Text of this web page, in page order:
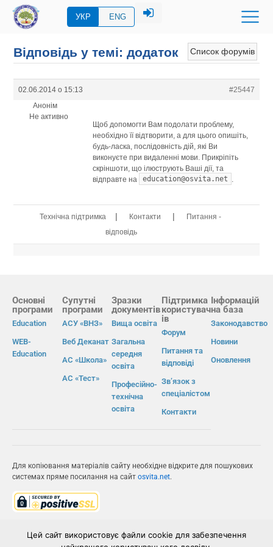
УКР ENG
Список форумів
Відповідь у темі: додаток
02.06.2014 о 15:13
#25447
Анонім
Не активно
Щоб допомогти Вам подолати проблему,
необхідно її відтворити, а для цього опишіть,
будь-ласка, послідовність дій, які Ви
виконуєте при видаленні мови. Прикріпіть
скріншоти, що ілюструють Ваші дії, та
відправте на
education@osvita.net
Технічна підтримка | Контакти |
Питання -
відповідь
Основні
програми
Education
WEB-
Education
Супутні
програми
АСУ «ВНЗ»
Веб Деканат
АС «Школа»
АС «Тест»
Зразки
документів
Вища освіта
Загальна
середня
освіта
Професійно-
технічна
освіта
Підтримка
користувач
ів
Форум
Питання та
відповіді
Зв’язок з
спеціалістом
Контакти
Інформацій
на база
Законодавство
Новини
Оновлення
Для копіювання матеріалів сайту необхідне відкрите для пошукових
системах пряме посилання на сайт osvita.net.
Цей сайт використовує файли cookie для забезпечення